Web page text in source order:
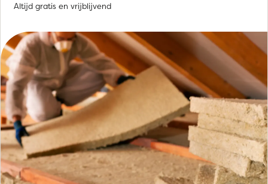
Altijd gratis en vrijblijvend